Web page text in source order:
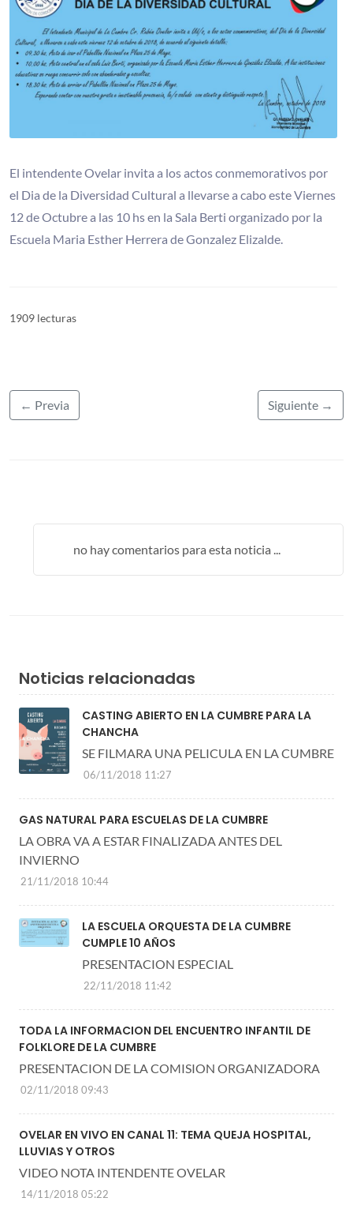
El intendente Ovelar invita a los actos conmemorativos por
el Dia de la Diversidad Cultural a llevarse a cabo este Viernes
12 de Octubre a las 10 hs en la Sala Berti organizado por la
Escuela Maria Esther Herrera de Gonzalez Elizalde.
1909 lecturas
← Previa Siguiente →
no hay comentarios para esta noticia ...
Noticias relacionadas
CASTING ABIERTO EN LA CUMBRE PARA LA
CHANCHA
SE FILMARA UNA PELICULA EN LA CUMBRE
06/11/2018 11:27
GAS NATURAL PARA ESCUELAS DE LA CUMBRE
LA OBRA VA A ESTAR FINALIZADA ANTES DEL
INVIERNO
21/11/2018 10:44
LA ESCUELA ORQUESTA DE LA CUMBRE
CUMPLE 10 AÑOS
PRESENTACION ESPECIAL
22/11/2018 11:42
TODA LA INFORMACION DEL ENCUENTRO INFANTIL DE
FOLKLORE DE LA CUMBRE
PRESENTACION DE LA COMISION ORGANIZADORA
02/11/2018 09:43
OVELAR EN VIVO EN CANAL 11: TEMA QUEJA HOSPITAL,
LLUVIAS Y OTROS
VIDEO NOTA INTENDENTE OVELAR
14/11/2018 05:22